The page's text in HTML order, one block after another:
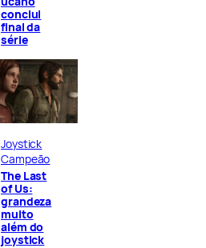
conclui
final da
série
Joystick
Campeão
The Last
of Us:
grandeza
muito
além do
joystick